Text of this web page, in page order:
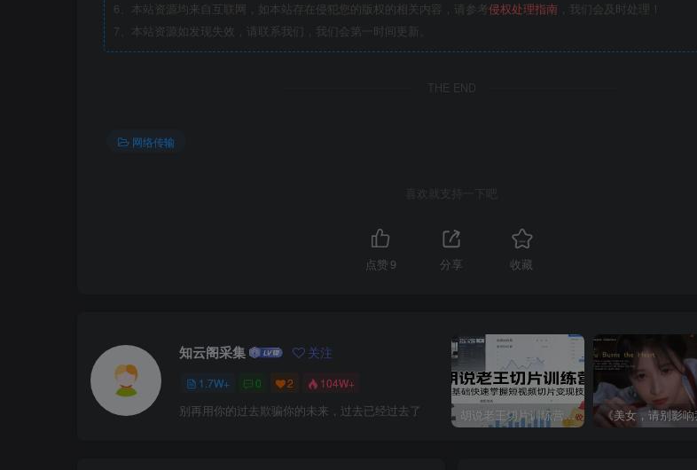
6、本站资源均来自互联网，如本站存在侵犯您的版权的相关内容，请参考侵权处理指南 ，我们会及时处理！
7、本站资源如发现失效，请联系我们，我们会第一时间更新。
THE END
网络传输
喜欢就支持一下吧
点赞 9 分享 收藏
知云阁采集 关注
1.7W+ 0 2 104W+
别再用你的过去欺骗你的未来，过去已经过去了 胡说老王切片训练营，零基础快速掌握短视频切片变现技巧